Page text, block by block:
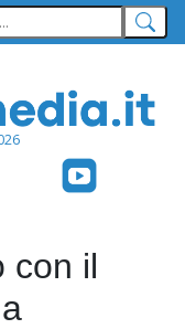
con il